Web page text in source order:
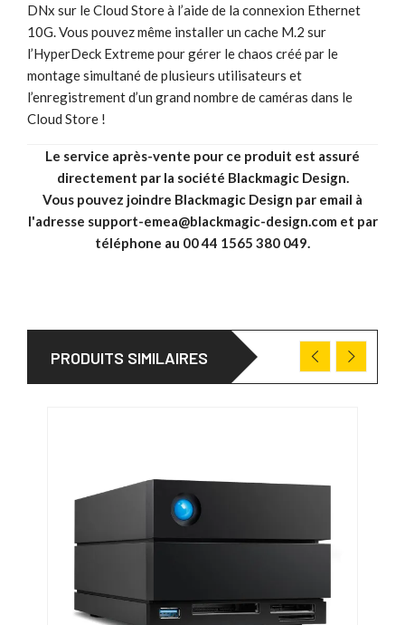
DNx sur le Cloud Store à l’aide de la connexion Ethernet
10G. Vous pouvez même installer un cache M.2 sur
l’HyperDeck Extreme pour gérer le chaos créé par le
montage simultané de plusieurs utilisateurs et
l’enregistrement d’un grand nombre de caméras dans le
Cloud Store !
Le service après-vente pour ce produit est assuré
directement par la société Blackmagic Design.
Vous pouvez joindre Blackmagic Design par email à
l'adresse support-emea@blackmagic-design.com et par
téléphone au 00 44 1565 380 049.
PRODUITS SIMILAIRES